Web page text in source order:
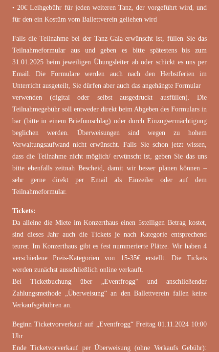
• 20€ Leihgebühr für jeden weiteren Tanz, der vorgeführt wird, und
für den ein Kostüm vom Ballettverein geliehen wird
Falls die Teilnahme bei der Tanz-Gala erwünscht ist, füllen Sie das
Teilnahmeformular aus und geben es bitte spätestens bis zum
31.01.2025 beim jeweiligen Übungsleiter ab oder schickt es uns per
Email. Die Formulare werden auch nach den Herbstferien im
Unterricht ausgeteilt, Sie dürfen aber auch das angehängte Formular
verwenden (digital oder selbst ausgedruckt ausfüllen). Die
Teilnahmegebühr soll entweder direkt beim Abgeben des Formulars in
bar (bitte in einem Briefumschlag) oder durch Einzugsermächtigung
beglichen werden. Überweisungen sind wegen zu hohem
Verwaltungsaufwand nicht erwünscht. Falls Sie schon jetzt wissen,
dass die Teilnahme nicht möglich/ erwünscht ist, geben Sie das uns
bitte ebenfalls zeitnah Bescheid, damit wir besser planen können –
sehr gerne direkt per Email als Einzeiler oder auf dem
Teilnahmeformular.
Tickets:
Da alleine die Miete im Konzerthaus einen 5stelligen Betrag kostet,
sind dieses Jahr auch die Tickets je nach Kategorie entsprechend
teurer. Im Konzerthaus gibt es fest nummerierte Plätze. Wir haben 4
verschiedene Preis-Kategorien von 15-35€ erstellt. Die Tickets
werden zunächst ausschließlich online verkauft.
Bei Ticketbuchung über „Eventfrogg“ und anschließender
Zahlungsmethode „Überweisung“ an den Ballettverein fallen keine
Verkaufsgebühren an.
Beginn Ticketvorverkauf auf „Eventfrogg“ Freitag 01.11.2024 10:00
Uhr
Ende Ticketvorverkauf per Überweisung (ohne Verkaufs Gebühr):